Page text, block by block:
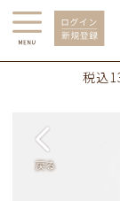
税込